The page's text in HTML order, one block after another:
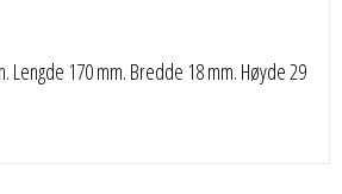
Lengde 170 mm. Bredde 18 mm. Høyde 29